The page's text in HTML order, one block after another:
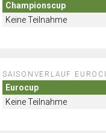
Championscup
Keine Teilnahme
SAISONVERLAUF
Eurocup
Keine Teilnahme